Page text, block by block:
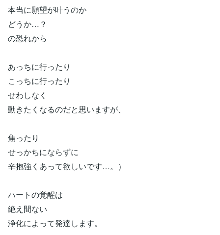
本当に願望が叶うのか
どうか…？
の恐れから
あっちに行ったり
こっちに行ったり
せわしなく
動きたくなるのだと思いますが、
焦ったり
せっかちにならずに
辛抱強くあって欲しいです…。）
ハートの覚醒は
絶え間ない
浄化によって発達します。